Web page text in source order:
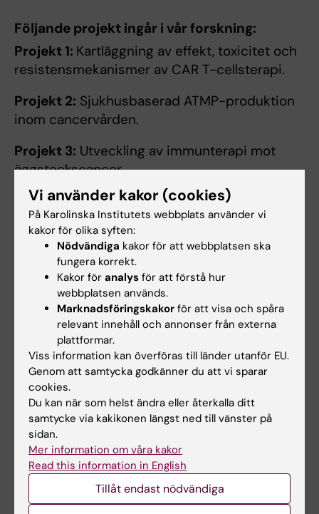
Följande projekt ingår i vår forskning:
Projekt 1: Kartläggning av effekt, toxicitet och
resistensmekanismer av CAR T-cellsterapi.
Projekt 2: Sjukhusbaserad ATMP-produktion
inom cancervården.
Projekt 3: Utveckling av immunterapi mot
äggstockscancer.
Projekt 4:Genterapi för sicklecellsanemi.
Relaterat
Avdelningen för biomolekylär och cellulär medicin
Forskningsområden:
Cancer och onkologi
Hematologi
Immunologi inom det medicinska området
Innehållsgranskare:
Christina Sundqvist
Vi använder kakor (cookies)
På Karolinska Institutets webbplats använder vi
kakor för olika syften:
Nödvändiga kakor för att webbplatsen ska
fungera korrekt.
Kakor för analys för att förstå hur
webbplatsen används.
Marknadsföringskakor för att visa och spåra
relevant innehåll och annonser från externa
plattformar.
Viss information kan överföras till länder utanför EU.
Genom att samtycka godkänner du att vi sparar
cookies.
Du kan när som helst ändra eller återkalla ditt
samtycke via kakikonen längst ned till vänster på
sidan.
Mer information om våra kakor
Read this information in English
Tillåt endast nödvändiga